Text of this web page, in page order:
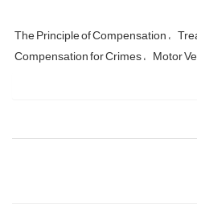
The Principle of Compensation
Compensation for Crimes Motor